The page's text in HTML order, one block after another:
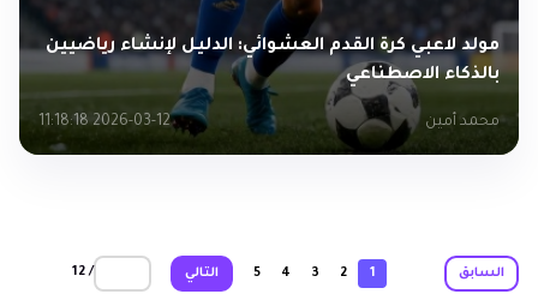
مولد لاعبي كرة القدم العشوائي: الدليل لإنشاء رياضيين
بالذكاء الاصطناعي
محمد أمين 2026-03-12 11:18:18
السابق 1
2
3
4
5 التالي / 12